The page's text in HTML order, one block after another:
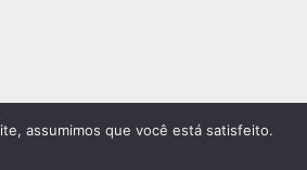
pela
assumimos que você está satisfeito.